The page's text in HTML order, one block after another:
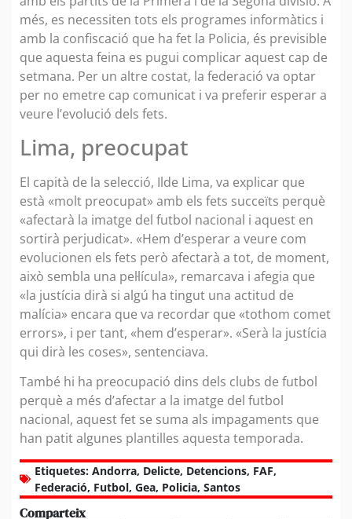
més, es necessiten tots els programes informàtics i
amb la confiscació que ha fet la Policia, és previsible
que aquesta feina es pugui complicar aquest cap de
setmana. Per un altre costat, la federació va optar
per no emetre cap comunicat i va preferir esperar a
veure l’evolució dels fets.
Lima, preocupat
El capità de la selecció, Ilde Lima, va explicar que
està «molt preocupat» amb els fets succeïts perquè
«afectarà la imatge del futbol nacional i aquest en
sortirà perjudicat». «Hem d’esperar a veure com
evolucionen els fets però afectarà a tot, de moment,
això sembla una pel·lícula», remarcava i afegia que
«la justícia dirà si algú ha tingut una actitud de
malícia» encara que va recordar que «tothom comet
errors», i per tant, «hem d’esperar». «Serà la justícia
qui dirà les coses», sentenciava.
També hi ha preocupació dins dels clubs de futbol
perquè a més d’afectar a la imatge del futbol
nacional, aquest fet se suma als impagaments que
han patit algunes plantilles aquesta temporada.
Etiquetes: Andorra, Delicte, Detencions, FAF,
Federació, Futbol, Gea, Policia, Santos
Comparteix